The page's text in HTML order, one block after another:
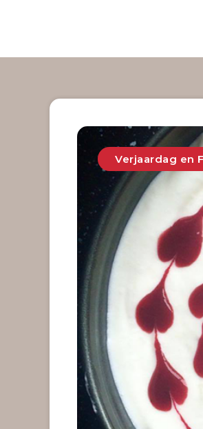
Verjaardag en